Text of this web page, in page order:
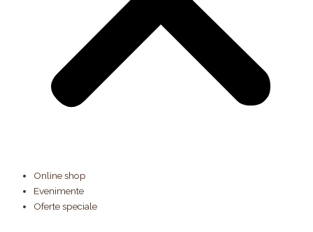
Online shop
Evenimente
Oferte speciale